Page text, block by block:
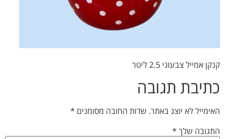
קנקן אמייל צבעוני 2.5 ליטר
כתיבת תגובה
האימייל לא יוצג באתר. שדות החובה מסומנים *
התגובה שלך*